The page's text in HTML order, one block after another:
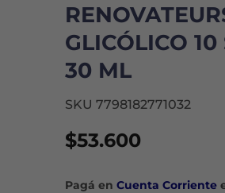
GLICÓLICO 10
30 ML
SKU 7798182771032
$53.600
Pagá en Cuenta Corriente